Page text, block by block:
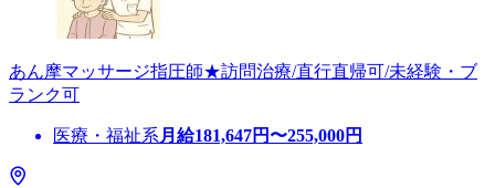
あん摩マッサージ指圧師★訪問治療/直行直帰可/未経験・ブ
ランク可
医療・福祉系 月給181,647円〜255,000円